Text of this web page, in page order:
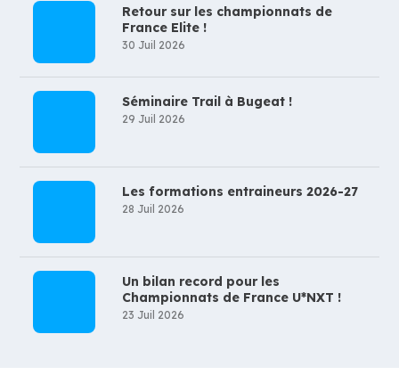
Retour sur les championnats de
France Elite !
30 Juil 2026
Séminaire Trail à Bugeat !
29 Juil 2026
Les formations entraineurs 2026-27
28 Juil 2026
Un bilan record pour les
Championnats de France U*NXT !
23 Juil 2026